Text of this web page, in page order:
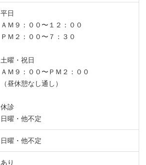
平日
ＡＭ９：００〜１２：００
ＰＭ２：００〜７：３０
土曜・祝日
ＡＭ９：００〜ＰＭ２：００
（昼休憩なし通し）
休診
日曜・他不定
日曜・他不定
あり